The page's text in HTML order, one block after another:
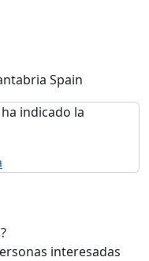
Spain
indicado la
interesadas